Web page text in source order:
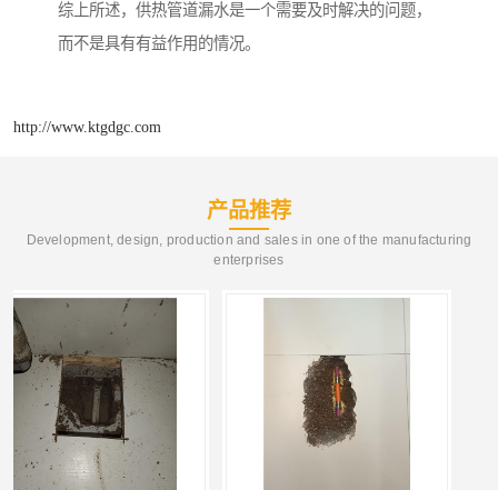
综上所述，供热管道漏水是一个需要及时解决的问题，
而不是具有有益作用的情况。
http://www.ktgdgc.com
产品推荐
Development, design, production and sales in one of the manufacturing
enterprises